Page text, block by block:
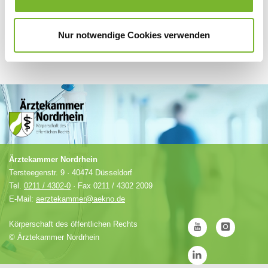
Nur notwendige Cookies verwenden
Ärztekammer Nordrhein
Tersteegenstr. 9 · 40474 Düsseldorf
Tel. 0211 / 4302-0 · Fax 0211 / 4302 2009
E-Mail: aerztekammer@aekno.de
Körperschaft des öffentlichen Rechts
© Ärztekammer Nordrhein